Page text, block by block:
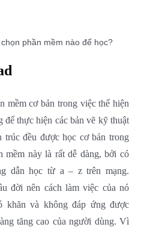
phần mềm nào để học?
mềm cơ bản trong việc thể hiện
để thực hiện các bản vẽ kỹ thuật
đều được học cơ bản trong
mềm này là rất dễ dàng, bởi có
dẫn học từ a – z trên mạng.
đời nên cách làm việc của nó
khăn và không đáp ứng được
tăng cao của người dùng. Vì